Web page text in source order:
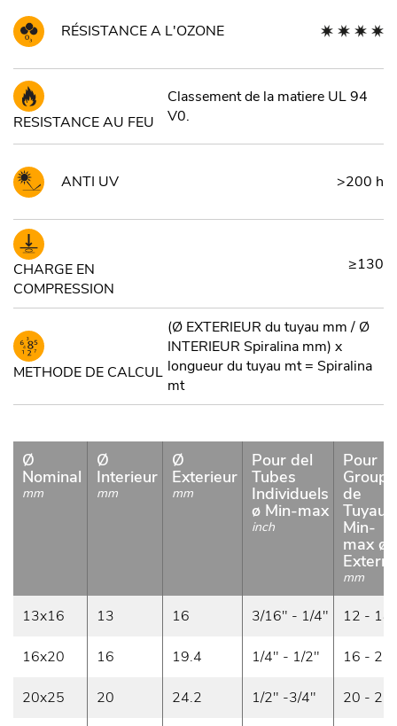
RÉSISTANCE A L'OZONE
RESISTANCE AU FEU
Classement de la matiere UL 94
V0.
ANTI UV >200 h
CHARGE EN
COMPRESSION
≥130
METHODE DE CALCUL
(Ø EXTERIEUR du tuyau mm / Ø
INTERIEUR Spiralina mm) x
longueur du tuyau mt = Spiralina
mt
Ø
Nominal
mm
Ø
Interieur
mm
Ø
Exterieur
mm
Pour del
Tubes
Individuels
ø Min-max
inch
Pour
de
Tuyaux
Min-
max ø
mm
13x16 13 16 3/16" - 1/4" 12 - 18
16x20 16 19.4 1/4" - 1/2" 16 - 26
20x25 20 24.2 1/2" -3/4" 20 - 27